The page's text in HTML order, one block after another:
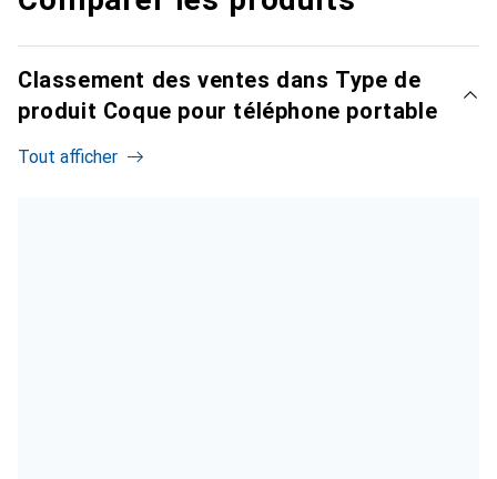
Classement des ventes dans Type de
produit Coque pour téléphone portable
Tout afficher